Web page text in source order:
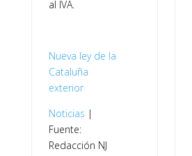
al IVA.
Nueva ley de la
Cataluña
exterior
Noticias |
Fuente:
Redacción NJ